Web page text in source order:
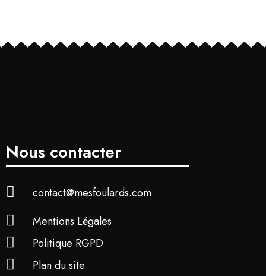
Nous contacter
contact@mesfoulards.com
Mentions Légales
Politique RGPD
Plan du site